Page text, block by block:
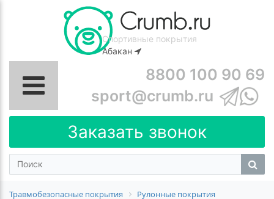
Спортивные покрытия
Абакан
8800 100 90 69
sport@crumb.ru
Заказать звонок
Травмобезопасные покрытия
Рулонные покрытия